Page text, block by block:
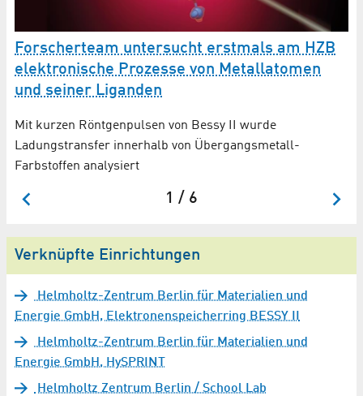
Forscherteam untersucht erstmals am HZB
elektronische Prozesse von Metallatomen
und seiner Liganden
Mit kurzen Röntgenpulsen von Bessy II wurde
Ladungstransfer innerhalb von Übergangsmetall-
Farbstoffen analysiert
1 / 6
Verknüpfte Einrichtungen
Helmholtz-Zentrum Berlin für Materialien und
Energie GmbH, Elektronenspeicherring BESSY II
Helmholtz-Zentrum Berlin für Materialien und
Energie GmbH, HySPRINT
Helmholtz Zentrum Berlin / School Lab